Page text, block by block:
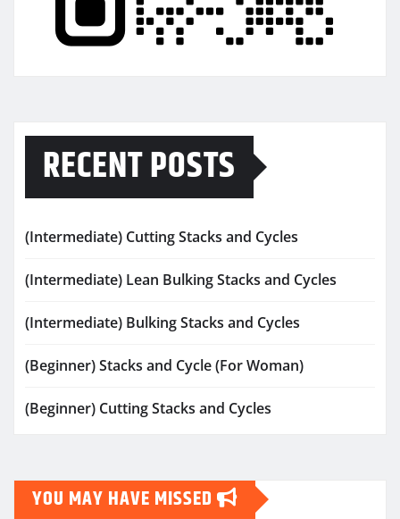
RECENT POSTS
(Intermediate) Cutting Stacks and Cycles
(Intermediate) Lean Bulking Stacks and Cycles
(Intermediate) Bulking Stacks and Cycles
(Beginner) Stacks and Cycle (For Woman)
(Beginner) Cutting Stacks and Cycles
YOU MAY HAVE MISSED